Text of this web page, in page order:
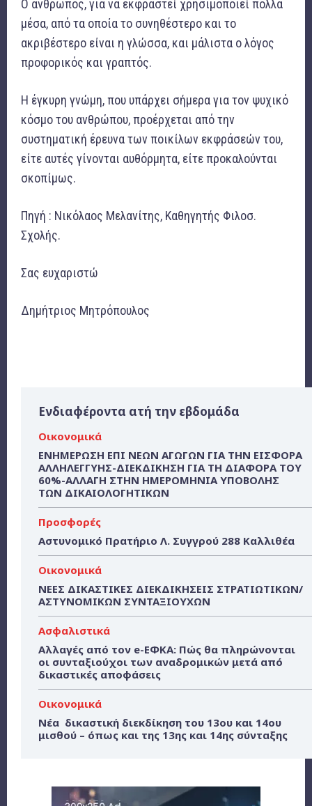
Ο άνθρωπος, για να εκφραστεί χρησιμοποιεί πολλά
μέσα, από τα οποία το συνηθέστερο και το
ακριβέστερο είναι η γλώσσα, και μάλιστα ο λόγος
προφορικός και γραπτός.
Η έγκυρη γνώμη, που υπάρχει σήμερα για τον ψυχικό
κόσμο του ανθρώπου, προέρχεται από την
συστηματική έρευνα των ποικίλων εκφράσεών του,
είτε αυτές γίνονται αυθόρμητα, είτε προκαλούνται
σκοπίμως.
Πηγή : Νικόλαος Μελανίτης, Καθηγητής Φιλοσ.
Σχολής.
Σας ευχαριστώ
Δημήτριος Μητρόπουλος
Ενδιαφέροντα ατή την εβδομάδα
Οικονομικά
ΕΝΗΜΕΡΩΣΗ ΕΠΙ ΝΕΩΝ ΑΓΩΓΩΝ ΓΙΑ ΤΗΝ ΕΙΣΦΟΡΑ
ΑΛΛΗΛΕΓΓΥΗΣ-ΔΙΕΚΔΙΚΗΣΗ ΓΙΑ ΤΗ ΔΙΑΦΟΡΑ ΤΟΥ
60%-ΑΛΛΑΓΗ ΣΤΗΝ ΗΜΕΡΟΜΗΝΙΑ ΥΠΟΒΟΛΗΣ
ΤΩΝ ΔΙΚΑΙΟΛΟΓΗΤΙΚΩΝ
Προσφορές
Αστυνομικό Πρατήριο Λ. Συγγρού 288 Καλλιθέα
Οικονομικά
ΝΕΕΣ ΔΙΚΑΣΤΙΚΕΣ ΔΙΕΚΔΙΚΗΣΕΙΣ ΣΤΡΑΤΙΩΤΙΚΩΝ/
ΑΣΤΥΝΟΜΙΚΩΝ ΣΥΝΤΑΞΙΟΥΧΩΝ
Ασφαλιστικά
Αλλαγές από τον e-ΕΦΚΑ: Πώς θα πληρώνονται
οι συνταξιούχοι των αναδρομικών μετά από
δικαστικές αποφάσεις
Οικονομικά
Νέα δικαστική διεκδίκηση του 13ου και 14ου
μισθού – όπως και της 13ης και 14ης σύνταξης